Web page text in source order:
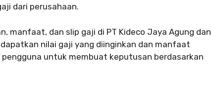
dari perusahaan.
manfaat, dan slip gaji di PT Kideco Jaya Agung dan
nilai gaji yang diinginkan dan manfaat
untuk membuat keputusan berdasarkan